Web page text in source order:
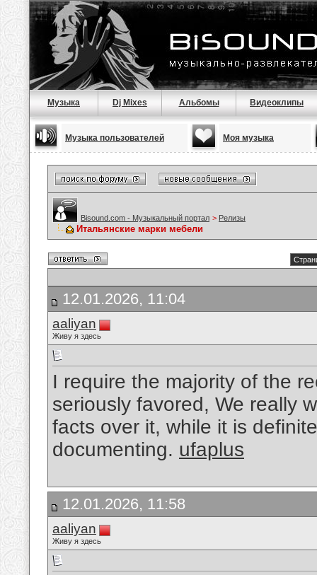
Музыка Dj Mixes Альбомы Видеоклипы
Музыка пользователей Моя музыка
Bisound.com - Музыкальный портал > Релизы
Итальянские марки мебели
12.01.2026, 11:04
aaliyan
Живу я здесь
I require the majority of the
seriously favored, We really
facts over it, while it is
documenting. ufaplus
12.01.2026, 11:58
aaliyan
Живу я здесь